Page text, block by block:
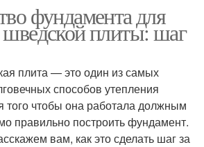
фундамента для
плиты: шаг
плита — это один из самых
способов утепления
того чтобы она работала должным
правильно построить фундамент.
вам, как это сделать шаг за